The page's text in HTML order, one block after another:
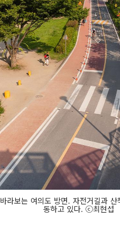
라보는 여의도 방면. 자전거길과
동하고 있다. ⓒ최현섭